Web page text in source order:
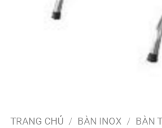
TRANG CHỦ / BÀN INOX / BÀN